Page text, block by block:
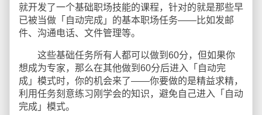
就开发了一个基础职场技能的课程，针对的就是那些早
已被当做「自动完成」的基本职场任务——比如发邮
件、沟通电话、文件管理等。
这些基础任务所有人都可以做到60分，但如果你
想成为专家，那么在其他做到60分后进入「自动完
成」模式时，你的机会来了——你要做的是精益求精，
利用任务刻意练习刚学会的知识，避免自己进入「自动
完成」模式。